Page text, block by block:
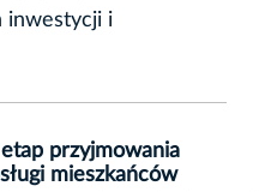
inwestycji i
przyjmowania
mieszkańców